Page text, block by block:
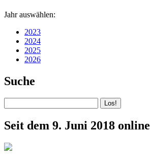
Jahr auswählen:
2023
2024
2025
2026
Suche
Seit dem 9. Juni 2018 online